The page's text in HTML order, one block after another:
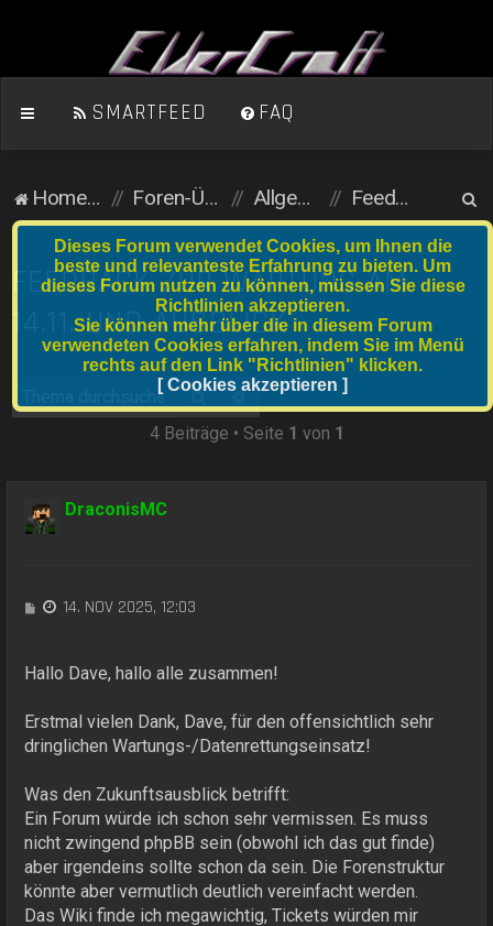
SMARTFEED FAQ
Homepage Foren-Übersicht Allgemein (öffentlicher Bereich) Feedback
u
FEEDBACK ZUR WARTUNG AM
14.11. UND AUSBLICK
SucheErweiterte Suche
4 Beiträge • Seite 1 von 1
DraconisMC
B
t
g
14. NOV 2025, 12:03
Hallo Dave, hallo alle zusammen!
Erstmal vielen Dank, Dave, für den offensichtlich sehr
dringlichen Wartungs-/Datenrettungseinsatz!
Was den Zukunftsausblick betrifft:
Ein Forum würde ich schon sehr vermissen. Es muss
nicht zwingend phpBB sein (obwohl ich das gut finde)
aber irgendeins sollte schon da sein. Die Forenstruktur
könnte aber vermutlich deutlich vereinfacht werden.
Das Wiki finde ich megawichtig, Tickets würden mir
Dieses Forum verwendet Cookies, um Ihnen die
beste und relevanteste Erfahrung zu bieten. Um
dieses Forum nutzen zu können, müssen Sie diese
Richtlinien akzeptieren.
Sie können mehr über die in diesem Forum
verwendeten Cookies erfahren, indem Sie im Menü
rechts auf den Link "Richtlinien" klicken.
[ Cookies akzeptieren ]